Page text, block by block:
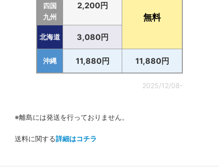
四国
九州
2,200円
無料
北海道 3,080円
沖縄 11,880円 11,880円
2025/12/08-
※離島には発送を行っておりません。
送料に関する詳細はコチラ